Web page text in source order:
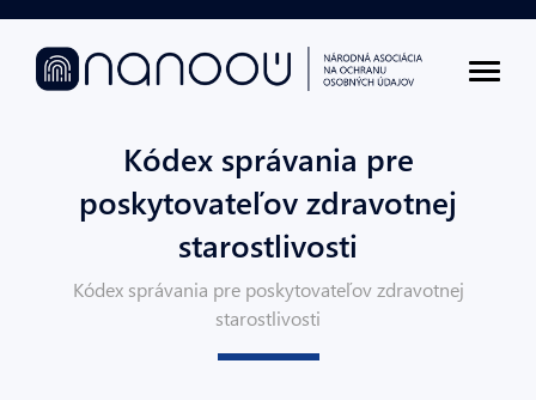
Kódex správania pre
poskytovateľov zdravotnej
starostlivosti
Kódex správania pre poskytovateľov zdravotnej
starostlivosti